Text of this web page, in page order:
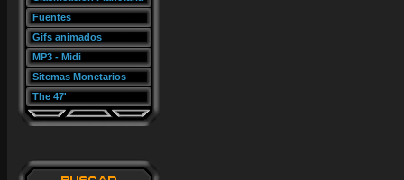
Fuentes
Gifs animados
MP3 - Midi
Sitemas Monetarios
The 47'